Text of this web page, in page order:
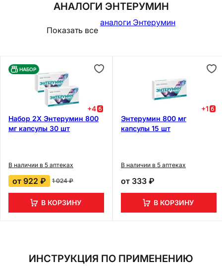
АНАЛОГИ ЭНТЕРУМИН
Показать все
аналоги Энтерумин
НАБОР
+4
Набор 2Х Энтерумин 800
мг капсулы 30 шт
В наличии в 5 аптеках
от 922 ₽ 1 024 ₽
В КОРЗИНУ
+1
Энтерумин 800 мг
капсулы 15 шт
В наличии в 5 аптеках
от 333 ₽
В КОРЗИНУ
ИНСТРУКЦИЯ ПО ПРИМЕНЕНИЮ